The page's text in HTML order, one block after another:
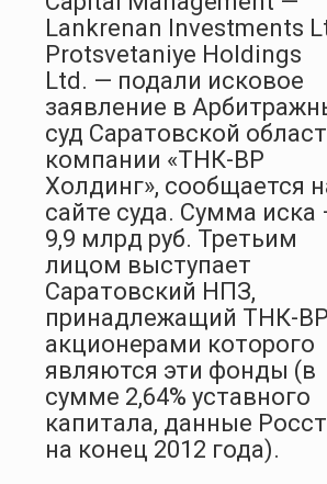
Lankrenan Investments
Protsvetaniye Holdings
Ltd. — подали исковое
заявление в
суд Саратовской
компании «ТНК-BP
Холдинг», сообщается
сайте суда. Сумма иска
9,9 млрд руб. Третьим
лицом выступает
Саратовский НПЗ,
принадлежащий ТНК-
акционерами которого
являются эти фонды (в
сумме 2,64% уставного
капитала, данные
на конец 2012 года).